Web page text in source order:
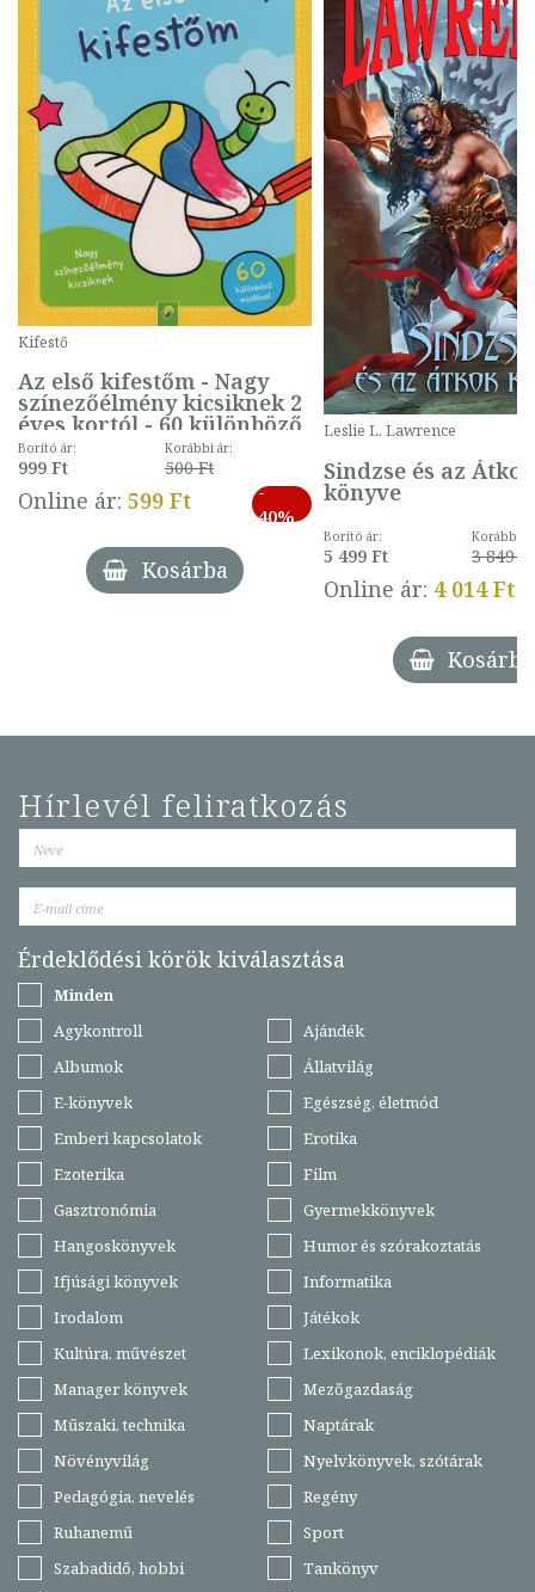
Kifestő
Az első kifestőm - Nagy
színezőélmény kicsiknek 2
éves kortól - 60 különböző
mintával (gombás)
Borító ár:
999 Ft
Korábbi ár:
500 Ft
Online ár: 599 Ft
-
40%
Kosárba
Leslie L. Lawrence
Sindzse és az Átkok
könyve
Borító ár:
5 499 Ft
Korábbi
3 849 Ft
Online ár: 4 014 Ft
Kosárba
Hírlevél feliratkozás
Érdeklődési körök kiválasztása
Minden
Agykontroll
Ajándék
Albumok
Állatvilág
E-könyvek
Egészség, életmód
Emberi kapcsolatok
Erotika
Ezoterika
Film
Gasztronómia
Gyermekkönyvek
Hangoskönyvek
Humor és szórakoztatás
Ifjúsági könyvek
Informatika
Irodalom
Játékok
Kultúra, művészet
Lexikonok, enciklopédiák
Manager könyvek
Mezőgazdaság
Műszaki, technika
Naptárak
Növényvilág
Nyelvkönyvek, szótárak
Pedagógia, nevelés
Regény
Ruhanemű
Sport
Szabadidő, hobbi
Tankönyv